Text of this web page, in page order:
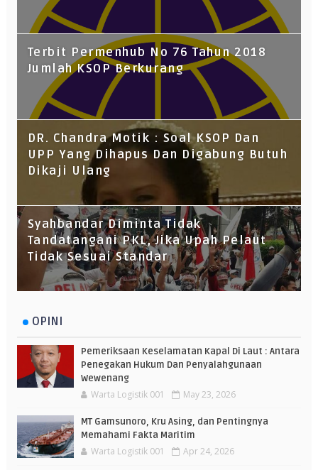
Terbit Permenhub No 76 Tahun 2018
Jumlah KSOP Berkurang
DR. Chandra Motik : Soal KSOP Dan
UPP Yang Dihapus Dan Digabung Butuh
Dikaji Ulang
Syahbandar Diminta Tidak
Tandatangani PKL, Jika Upah Pelaut
Tidak Sesuai Standar
OPINI
Pemeriksaan Keselamatan Kapal Di Laut : Antara
Penegakan Hukum Dan Penyalahgunaan
Wewenang
Warta Logistik 001 May 23, 2026
MT Gamsunoro, Kru Asing, dan Pentingnya
Memahami Fakta Maritim
Warta Logistik 001 Apr 24, 2026